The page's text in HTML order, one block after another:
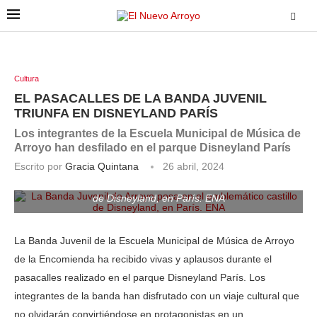
Cultura
EL PASACALLES DE LA BANDA JUVENIL
TRIUNFA EN DISNEYLAND PARÍS
Los integrantes de la Escuela Municipal de Música de
Arroyo han desfilado en el parque Disneyland París
Escrito por Gracia Quintana
26 abril, 2024
de Disneyland, en París. ENA
La Banda Juvenil de la Escuela Municipal de Música de Arroyo
de la Encomienda ha recibido vivas y aplausos durante el
pasacalles realizado en el parque Disneyland París. Los
integrantes de la banda han disfrutado con un viaje cultural que
no olvidarán convirtiéndose en protagonistas en un